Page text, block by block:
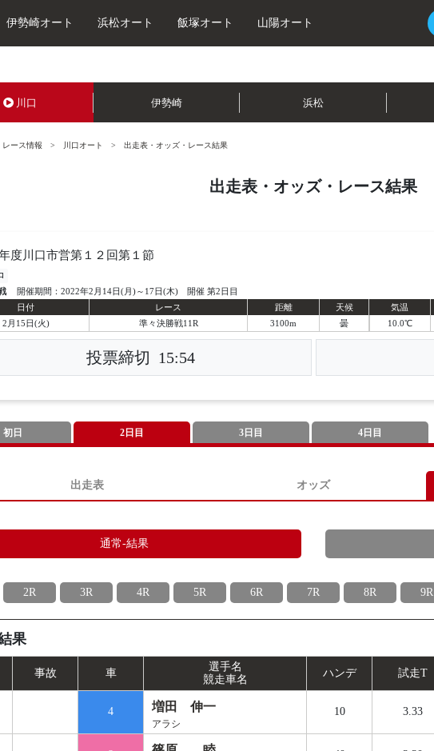
伊勢崎オート 浜松オート 飯塚オート 山陽オート
川口 伊勢崎 浜松
レース情報 川口オート 出走表・オッズ・レース結果
出走表・オッズ・レース結果
度川口市営第１２回第１節
開催期間：2022年2月14日(月)～17日(木) 開催 第2日目
日付
レース 距離
天候
2月15日(火)
準々決勝戦11R 3100m 曇
気温
10.0℃
投票締切 15:54
初日 2日目 3日目 4日目
出走表 オッズ
通常-結果
2R 3R 4R 5R 6R 7R 8R 9R
果
事故 車
選手名
競走車名
ハンデ 試走T
4 増田 伸一
アラシ
10 3.33